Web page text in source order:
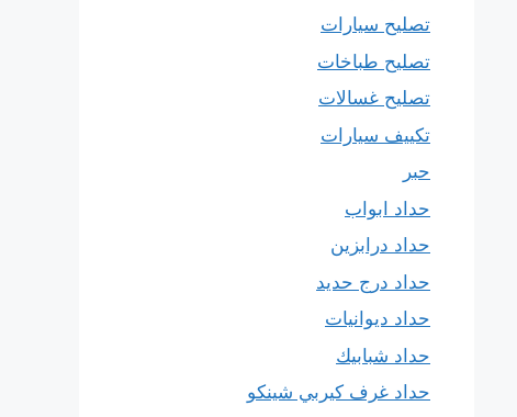
تصليح سيارات
تصليح طباخات
تصليح غسالات
تكييف سيارات
حبر
حداد ابواب
حداد درابزين
حداد درج حديد
حداد ديوانيات
حداد شبابيك
حداد غرف كيربي شينكو